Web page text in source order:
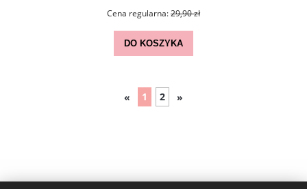
Cena regularna:29,90 zł
DO KOSZYKA
« 1 2 »